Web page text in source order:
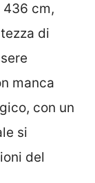
436 cm,
di
manca
con un
si
del